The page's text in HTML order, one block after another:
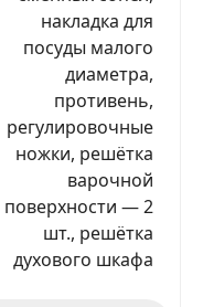
накладка для
посуды малого
диаметра,
противень,
регулировочные
ножки, решётка
варочной
поверхности — 2
шт., решётка
духового шкафа